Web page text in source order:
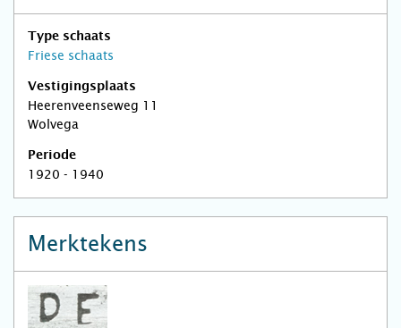
Type schaats
Friese schaats
Vestigingsplaats
Heerenveenseweg 11
Wolvega
Periode
1920 - 1940
Merktekens